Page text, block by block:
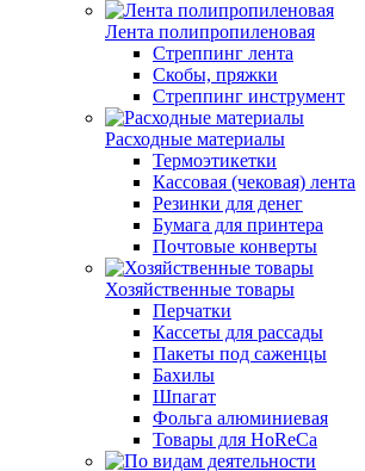
Лента полипропиленовая
Стреппинг лента
Скобы, пряжки
Стреппинг инструмент
Расходные материалы
Термоэтикетки
Кассовая (чековая) лента
Резинки для денег
Бумага для принтера
Почтовые конверты
Хозяйственные товары
Перчатки
Кассеты для рассады
Пакеты под саженцы
Бахилы
Шпагат
Фольга алюминиевая
Товары для HoReCa